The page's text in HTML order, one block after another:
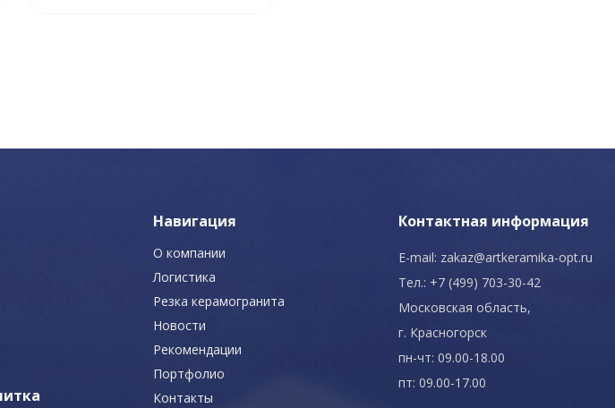
Навигация
О компании
Логистика
Резка керамогранита
Новости
Рекомендации
Портфолио
Контакты
Контактная информация
E-mail: zakaz@artkeramika-opt.ru
Тел.: +7 (499) 703-30-42
Московская область,
г. Красногорск
пн-чт: 09.00-18.00
пт: 09.00-17.00